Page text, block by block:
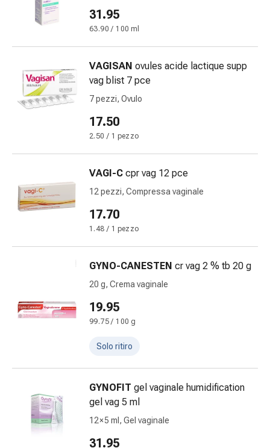
Cuore
e
circolazione
sanguigna
Cuore
Calze
compressive
sostegno
Circolazione
Cessazione
fumo
Vene
nervosi
della
memoria
concentrazione
e
febbre
da
31.95
63.90 / 100 ml
VAGISAN ovules acide lactique supp
vag blist 7 pce
7 pezzi, Ovulo
17.50
2.50 / 1 pezzo
VAGI-C cpr vag 12 pce
12 pezzi, Compressa vaginale
17.70
1.48 / 1 pezzo
GYNO-CANESTEN cr vag 2 % tb 20 g
20 g, Crema vaginale
19.95
99.75 / 100 g
Solo ritiro
GYNOFIT gel vaginale humidification
gel vag 5 ml
12 × 5 ml, Gel vaginale
31.95